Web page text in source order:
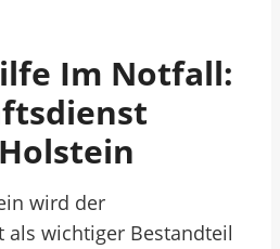
Im Notfall:
wird der
als wichtiger Bestandteil